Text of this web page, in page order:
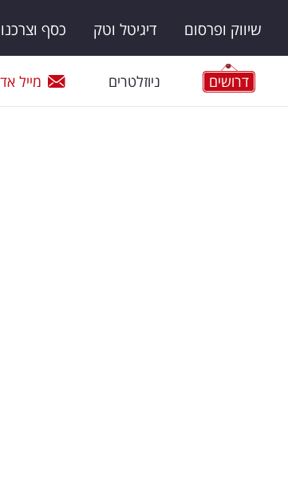
שיווק ופרסום דיגיטל וטק כסף
דרושים ניוזלטרים מייל